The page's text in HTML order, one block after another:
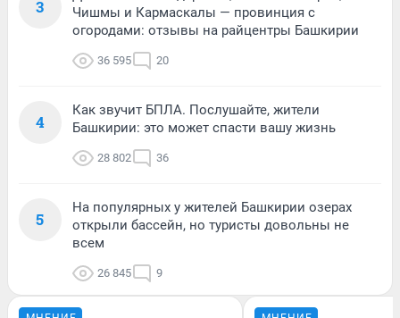
3
Чишмы и Кармаскалы — провинция с
огородами: отзывы на райцентры Башкирии
36 595 20
4
Как звучит БПЛА. Послушайте, жители
Башкирии: это может спасти вашу жизнь
28 802 36
5
На популярных у жителей Башкирии озерах
открыли бассейн, но туристы довольны не
всем
26 845 9